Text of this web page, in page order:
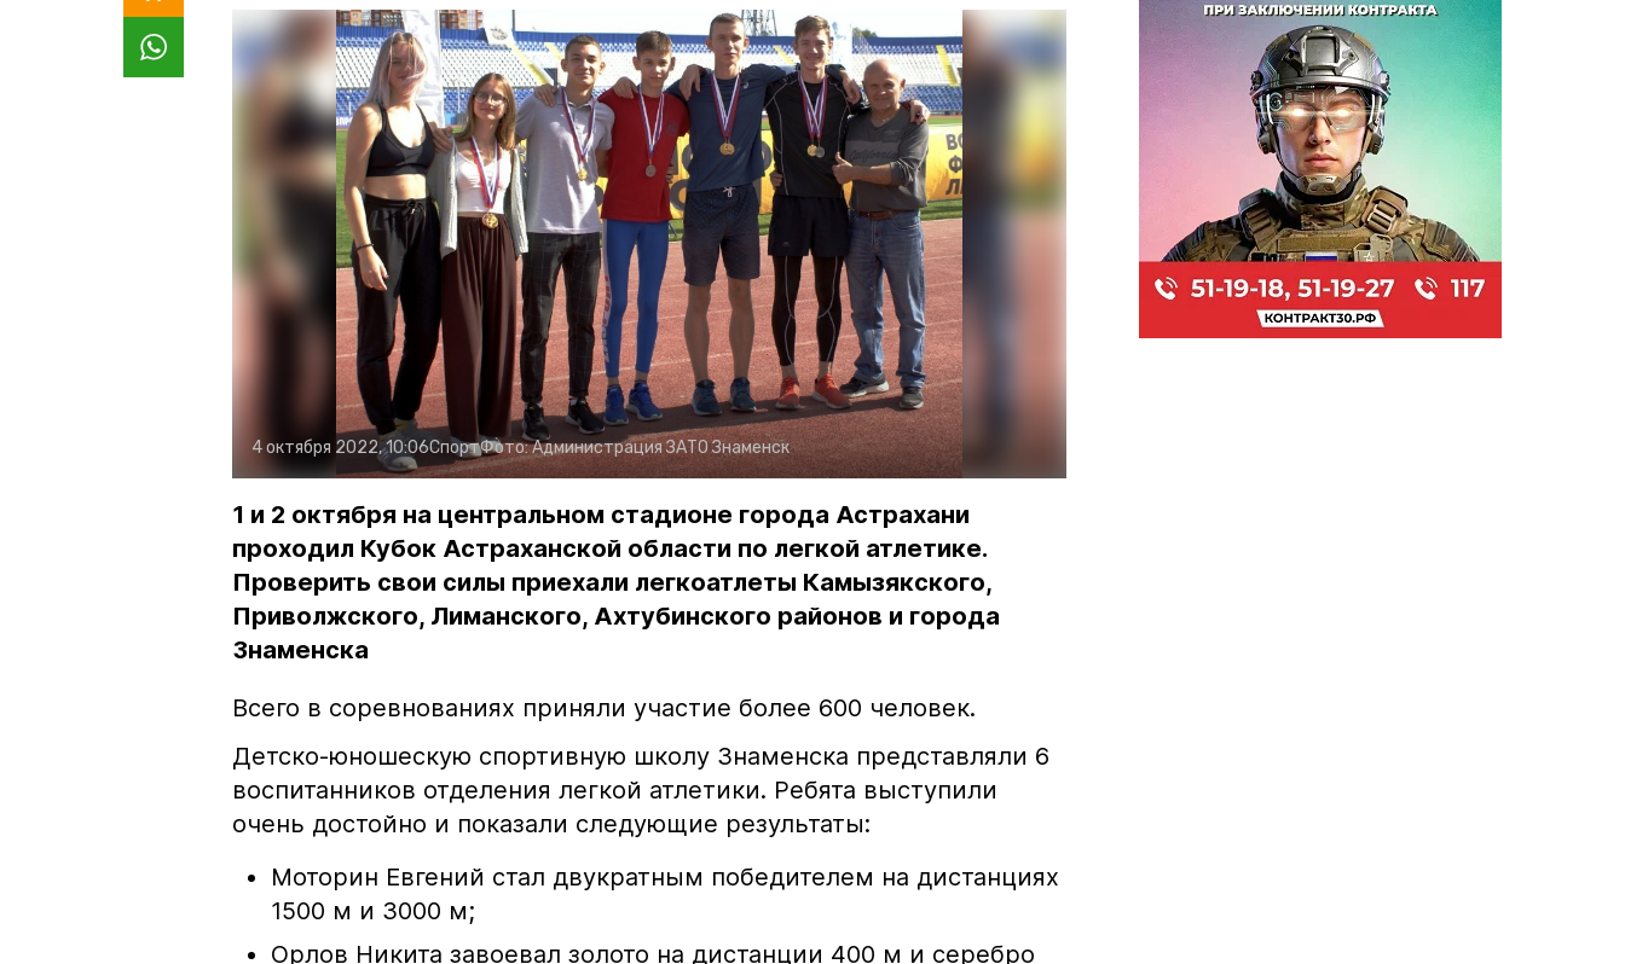
4 октября 2022, 10:06СпортФото:Администрация ЗАТО Знаменск
1 и 2 октября на центральном стадионе города Астрахани
проходил Кубок Астраханской области по легкой атлетике.
Проверить свои силы приехали легкоатлеты Камызякского,
Приволжского, Лиманского, Ахтубинского районов и города
Знаменска
Всего в соревнованиях приняли участие более 600 человек.
Детско-юношескую спортивную школу Знаменска представляли 6
воспитанников отделения легкой атлетики. Ребята выступили
очень достойно и показали следующие результаты:
Моторин Евгений стал двукратным победителем на дистанциях
1500 м и 3000 м;
Орлов Никита завоевал золото на дистанции 400 м и серебро